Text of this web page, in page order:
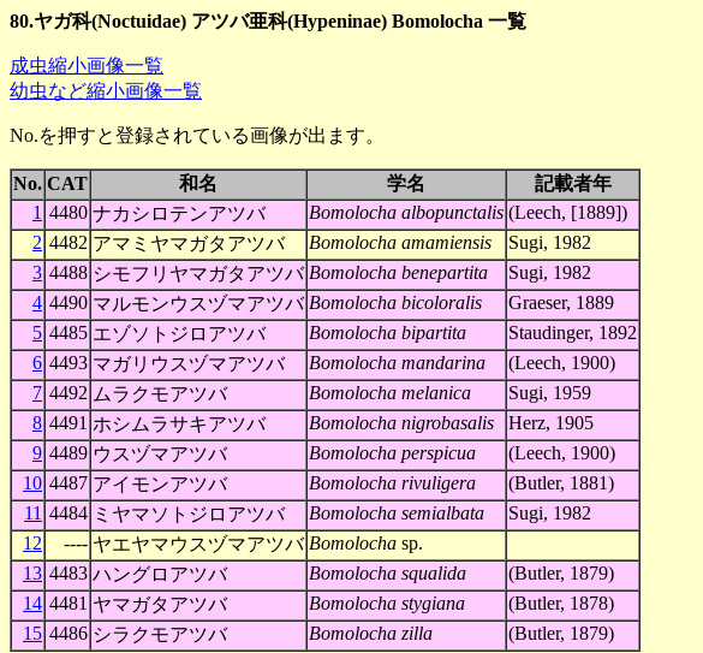
80.ヤガ科(Noctuidae) アツバ亜科(Hypeninae) Bomolocha 一覧
成虫縮小画像一覧
幼虫など縮小画像一覧
No.を押すと登録されている画像が出ます。
No. CAT 和名 学名
記載者年
1 4480 ナカシロテンアツバ Bomolocha albopunctalis (Leech, [1889])
2 4482 アマミヤマガタアツバ Bomolocha amamiensis
Sugi, 1982
3 4488 シモフリヤマガタアツバ Bomolocha benepartita
Sugi, 1982
4 4490 マルモンウスヅマアツバ Bomolocha bicoloralis
Graeser, 1889
5 4485 エゾソトジロアツバ Bomolocha bipartita
Staudinger, 1892
6 4493 マガリウスヅマアツバ Bomolocha mandarina
(Leech, 1900)
7 4492 ムラクモアツバ Bomolocha melanica
Sugi, 1959
8 4491 ホシムラサキアツバ Bomolocha nigrobasalis
Herz, 1905
9 4489 ウスヅマアツバ Bomolocha perspicua
(Leech, 1900)
10 4487 アイモンアツバ Bomolocha rivuligera
(Butler, 1881)
11 4484 ミヤマソトジロアツバ Bomolocha semialbata
Sugi, 1982
12
---- ヤエヤマウスヅマアツバ Bomolocha sp.
13 4483 ハングロアツバ Bomolocha squalida
(Butler, 1879)
14 4481 ヤマガタアツバ Bomolocha stygiana
(Butler, 1878)
15 4486 シラクモアツバ Bomolocha zilla (Butler, 1879)